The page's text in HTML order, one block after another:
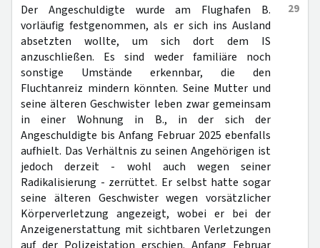
29
Der Angeschuldigte wurde am Flughafen B.
vorläufig festgenommen, als er sich ins Ausland
absetzten wollte, um sich dort dem IS
anzuschließen. Es sind weder familiäre noch
sonstige Umstände erkennbar, die den
Fluchtanreiz mindern könnten. Seine Mutter und
seine älteren Geschwister leben zwar gemeinsam
in einer Wohnung in B., in der sich der
Angeschuldigte bis Anfang Februar 2025 ebenfalls
aufhielt. Das Verhältnis zu seinen Angehörigen ist
jedoch derzeit - wohl auch wegen seiner
Radikalisierung - zerrüttet. Er selbst hatte sogar
seine älteren Geschwister wegen vorsätzlicher
Körperverletzung angezeigt, wobei er bei der
Anzeigenerstattung mit sichtbaren Verletzungen